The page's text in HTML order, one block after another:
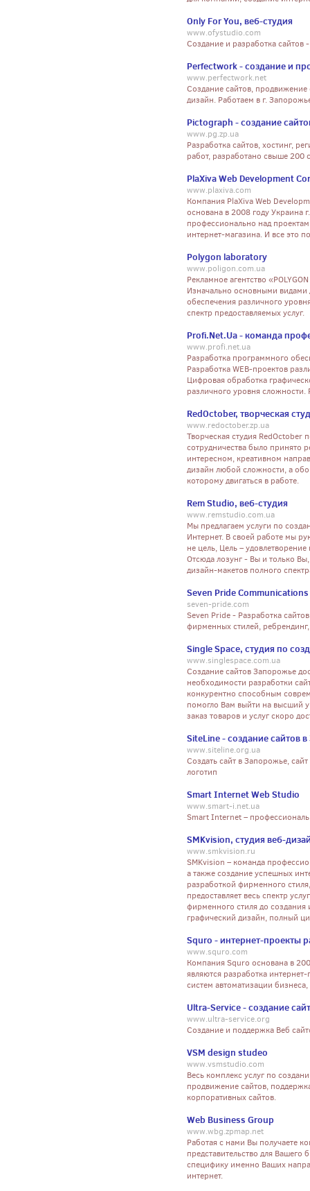
Only For You, веб-студия
www.ofystudio.com
Создание и разработка сайтов
Perfectwork - создание и
www.perfectwork.net
Создание сайтов,
дизайн. Работаем в г.
Pictograph - создание
www.pg.zp.ua
Разработка сайтов, хостинг,
работ, разработано свыше 200
PlaXiva Web Development
www.plaxiva.com
Компания PlaXiva Web
основана в 2008 году Украина
профессионально над
интернет-магазина. И все это
Polygon laboratory
www.poligon.com.ua
Рекламное агентство
Изначально основными видами
обеспечения различного
спектр предоставляемых услуг.
Profi.Net.Ua - команда
www.profi.net.ua
Разработка программного
Разработка WEB-проектов
Цифровая обработка
различного уровня
RedOctober, творческая
www.redoctober.zp.ua
Творческая студия RedOctober
сотрудничества было принято
интересном, креативном
дизайн любой сложности, а
которому двигаться в работе.
Rem Studio, веб-студия
www.remstudio.com.ua
Мы предлагаем услуги по
Интернет. В своей работе мы
не цель, Цель –
Отсюда лозунг - Вы и только
дизайн-макетов полного
Seven Pride Communications
seven-pride.com
Seven Pride - Разработка
фирменных стилей,
Single Space, студия по
www.singlespace.com.ua
Создание сайтов Запорожье
необходимости разработки
конкурентно способным
помогло Вам выйти на высший
заказ товаров и услуг скоро
SiteLine - создание сайтов
www.siteline.org.ua
Создать сайт в Запорожье, сайт
логотип
Smart Internet Web Studio
www.smart-i.net.ua
Smart Internet –
SMKvision, студия веб-
www.smkvision.ru
SMKvision – команда
а также создание успешных
разработкой фирменного
предоставляет весь спектр
фирменного стиля до создания
графический дизайн, полный
Squro - интернет-проекты
www.squro.com
Компания Squro основана в
являются разработка
систем автоматизации
Ultra-Service - создание
www.ultra-service.org
Создание и поддержка Веб
VSM design studeo
www.vsmstudio.com
Весь комплекс услуг по
продвижение сайтов,
корпоративных сайтов.
Web Business Group
www.wbg.zpmap.net
Работая с нами Вы получаете
представительство для
специфику именно Ваших
интернет.